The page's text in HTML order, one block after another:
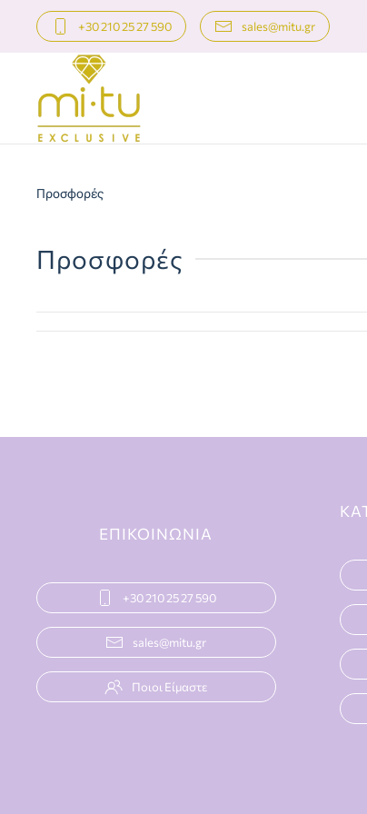
Skip to main content
+30 210 25 27 590 sales@mitu.gr
Προσφορές
Προσφορές
ΕΠΙΚΟΙΝΩΝΙΑ
+30 210 25 27 590
sales@mitu.gr
Ποιοι Είμαστε